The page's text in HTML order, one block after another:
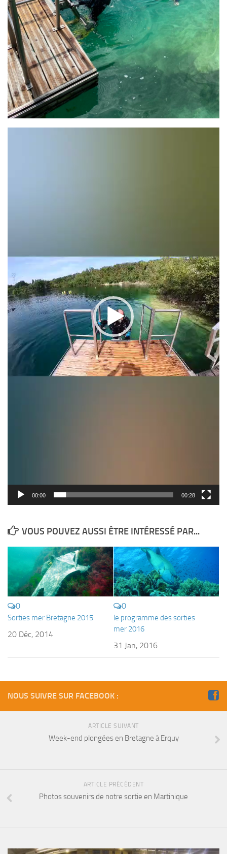
00:00 00:28
VOUS POUVEZ AUSSI ÊTRE INTÉRESSÉ PAR...
0
Sorties mer Bretagne 2015
20 Déc, 2014
0
le programme des sorties
mer 2016
31 Jan, 2016
NOUS SUIVRE SUR FACEBOOK :
ARTICLE SUIVANT
Week-end plongées en Bretagne à Erquy
ARTICLE PRÉCÉDENT
Photos souvenirs de notre sortie en Martinique